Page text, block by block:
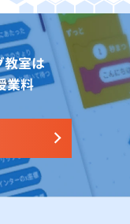
教室は
業料